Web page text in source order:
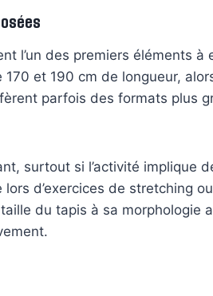
l’un des premiers éléments
et 190 cm de longueur,
parfois des formats plus
surtout si l’activité implique
d’exercices de stretching
du tapis à sa morphologie